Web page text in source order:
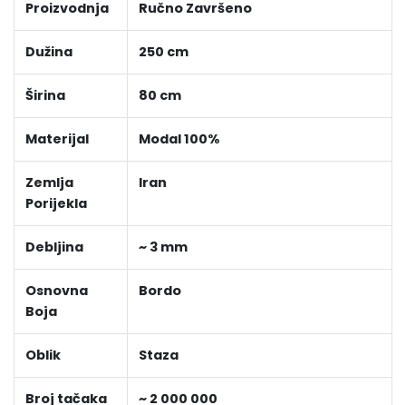
Proizvodnja Ručno Završeno
Dužina 250 cm
Širina 80 cm
Materijal Modal 100%
Zemlja
Porijekla
Iran
Debljina ~ 3 mm
Osnovna
Boja
Bordo
Oblik Staza
Broj tačaka
~ 2 000 000